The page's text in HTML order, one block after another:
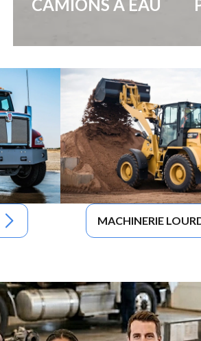
CAMIONS À EAU
MACHINERIE